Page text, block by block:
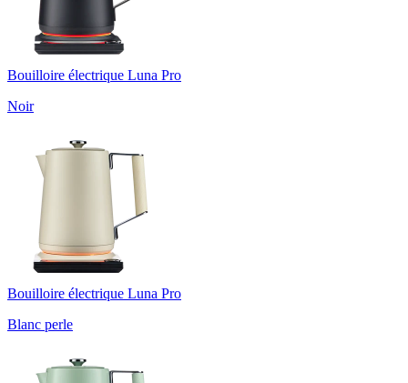
Bouilloire électrique Luna Pro
Noir
Bouilloire électrique Luna Pro
Blanc perle